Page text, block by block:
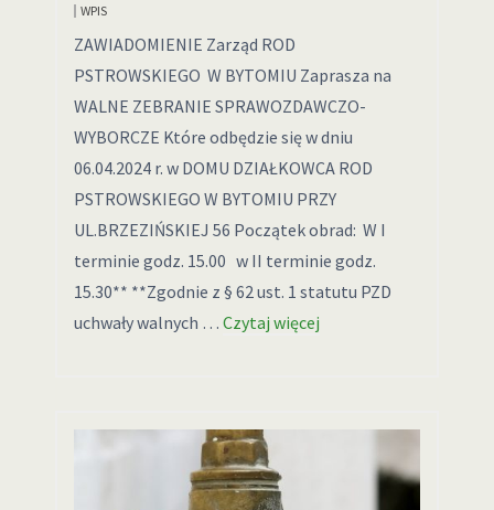
WPIS
ZAWIADOMIENIE Zarząd ROD
PSTROWSKIEGO W BYTOMIU Zaprasza na
WALNE ZEBRANIE SPRAWOZDAWCZO-
WYBORCZE Które odbędzie się w dniu
06.04.2024 r. w DOMU DZIAŁKOWCA ROD
PSTROWSKIEGO W BYTOMIU PRZY
UL.BRZEZIŃSKIEJ 56 Początek obrad: W I
terminie godz. 15.00 w II terminie godz.
15.30** **Zgodnie z § 62 ust. 1 statutu PZD
uchwały walnych … Czytaj więcej